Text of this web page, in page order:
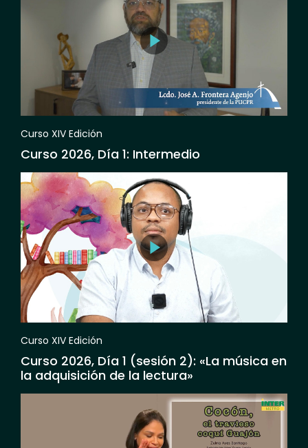
Curso XIV Edición
Curso 2026, Día 1: Intermedio
Curso XIV Edición
Curso 2026, Día 1 (sesión 2): «La música en
la adquisición de la lectura»